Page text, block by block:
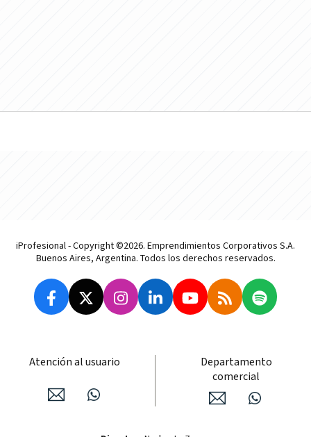
iProfesional - Copyright ©2026. Emprendimientos Corporativos S.A.
Buenos Aires, Argentina. Todos los derechos reservados.
Atención al usuario
Departamento
comercial